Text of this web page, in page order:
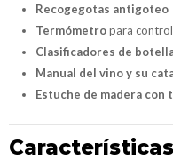
Recogegotas antigoteo
Termómetropara
Clasificadores de
Manual del vino y su
Estuche de madera con